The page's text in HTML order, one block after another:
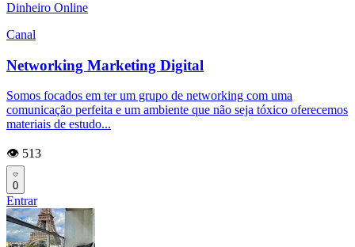
Dinheiro Online
Canal
Networking Marketing Digital
Somos focados em ter um grupo de networking com uma
comunicação perfeita e um ambiente que não seja tóxico oferecemos
materiais de estudo...
👁️ 513
0
Entrar